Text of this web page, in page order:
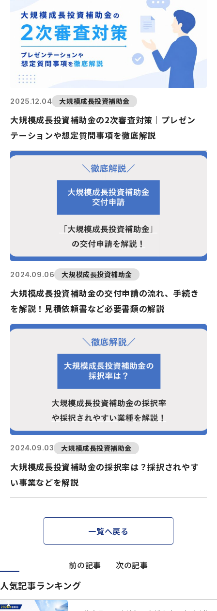
2025.12.04 大規模成長投資補助金
大規模成長投資補助金の2次審査対策｜プレゼン
テーションや想定質問事項を徹底解説
2024.09.06 大規模成長投資補助金
大規模成長投資補助金の交付申請の流れ、手続き
を解説！見積依頼書など必要書類の解説
2024.09.03 大規模成長投資補助金
大規模成長投資補助金の採択率は？採択されやす
い事業などを解説
前の記事 次の記事
一覧へ戻る
人気記事ランキング